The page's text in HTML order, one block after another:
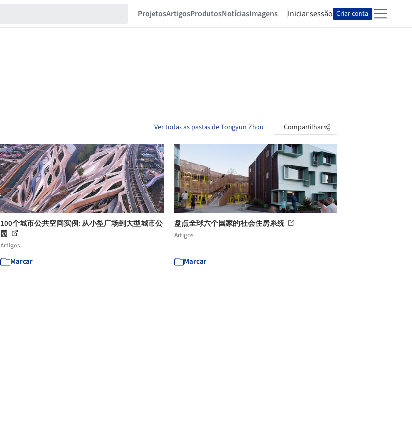
ProjetosArtigosProdutosNotíciasImagens Iniciar sessão Criar conta
Ver todas as pastas de Tongyun Zhou Compartilhar
100个城市公共空间实例: 从小型广场到大型城市公
园
Artigos
Marcar
盘点全球六个国家的社会住房系统
Artigos
Marcar